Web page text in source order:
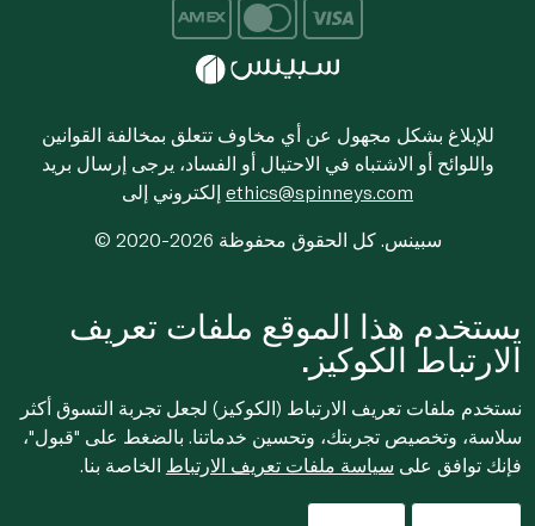
للإبلاغ بشكل مجهول عن أي مخاوف تتعلق بمخالفة القوانين
واللوائح أو الاشتباه في الاحتيال أو الفساد، يرجى إرسال بريد
ethics@spinneys.com
© 2020-2026 سبينس. كل الحقوق محفوظة
يستخدم هذا الموقع ملفات تعريف
الارتباط الكوكيز.
نستخدم ملفات تعريف الارتباط (الكوكيز) لجعل تجربة التسوق أكثر
سلاسة، وتخصيص تجربتك، وتحسين خدماتنا. بالضغط على "قبول"،
فإنك توافق على سياسة ملفات تعريف الارتباط الخاصة بنا.